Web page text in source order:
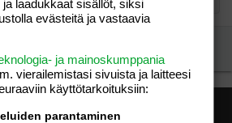
laadukkaat sisällöt, siksi
evästeitä ja vastaavia
ja mainoskumppania
vierailemis­tasi sivuista ja laitteesi
käyttötarkoituksiin:
parantaminen